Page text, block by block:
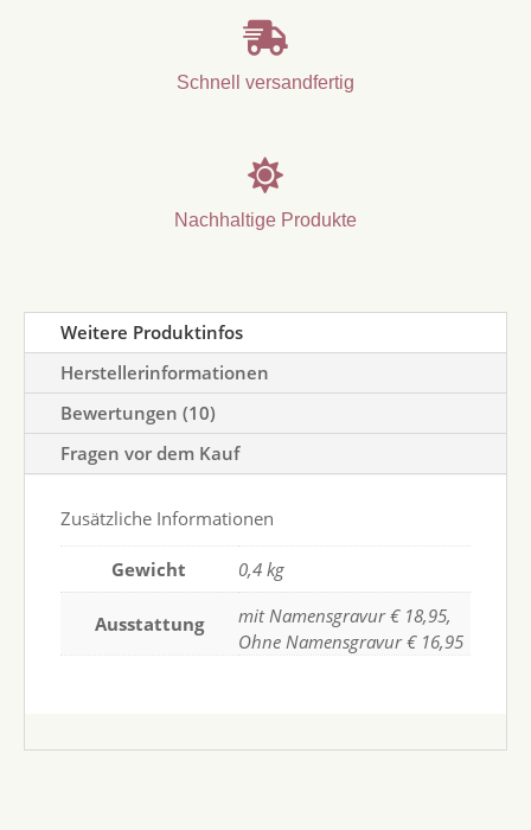

Schnell versandfertig

Nachhaltige Produkte
Weitere Produktinfos
Herstellerinformationen
Bewertungen (10)
Fragen vor dem Kauf
Zusätzliche Informationen
Gewicht 0,4 kg
Ausstattung
mit Namensgravur € 18,95,
Ohne Namensgravur € 16,95